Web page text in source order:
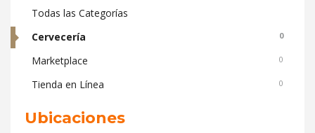
Todas las Categorías
Cervecería
0
Marketplace 0
Tienda en Línea 0
Ubicaciones